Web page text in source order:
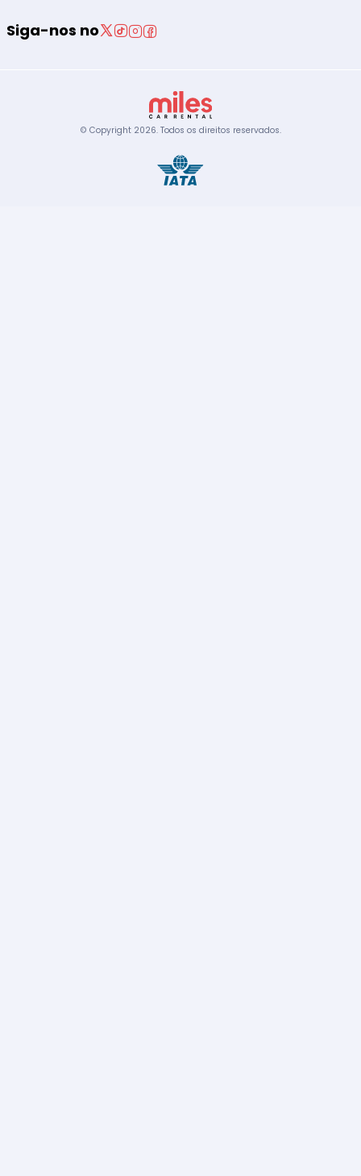
Siga-nos no
© Copyright 2026. Todos os direitos reservados.